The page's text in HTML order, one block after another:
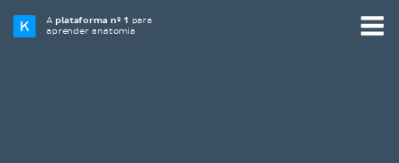
Aplataforma nº 1 para
aprender anatomia